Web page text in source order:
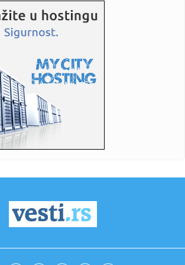
srušio laži o "Sarajevo safariju"; Poslao poruku:
Zelenskog: Prijem uz najviše počasti ispred
konstitutivne sednice Skupštine Kosova i nakon
objavio naslovnu pesmu sa novog albuma
na pozajmici u Galaksiju